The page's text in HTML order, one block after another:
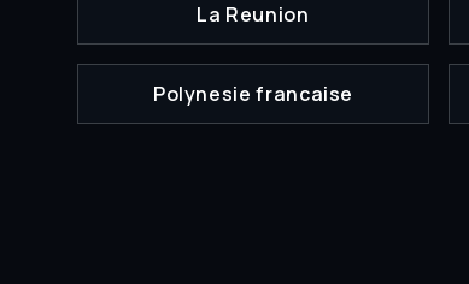
La Reunion
Polynesie francaise